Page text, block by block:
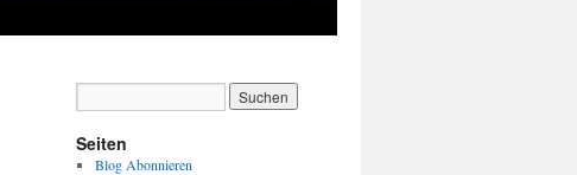
Seiten
Blog Abonnieren